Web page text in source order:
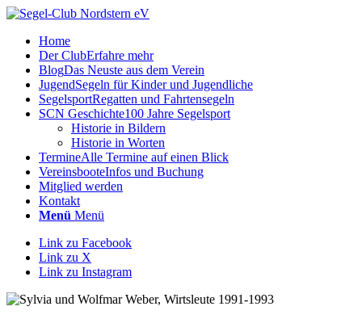
Home
Der ClubErfahre mehr
BlogDas Neuste aus dem Verein
JugendSegeln für Kinder und Jugendliche
SegelsportRegatten und Fahrtensegeln
SCN Geschichte100 Jahre Segelsport
Historie in Bildern
Historie in Worten
TermineAlle Termine auf einen Blick
VereinsbooteInfos und Buchung
Mitglied werden
Kontakt
Menü Menü
Link zu Facebook
Link zu X
Link zu Instagram